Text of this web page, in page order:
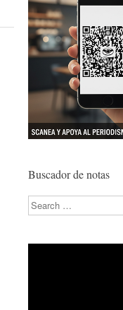
Buscador de notas
Search